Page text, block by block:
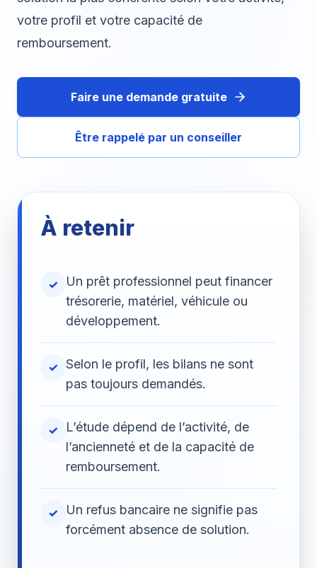
votre profil et votre capacité de
remboursement.
Faire une demande gratuite
Être rappelé par un conseiller
À retenir
✓
Un prêt professionnel peut financer
trésorerie, matériel, véhicule ou
développement.
✓ Selon le profil, les bilans ne sont
pas toujours demandés.
✓
L’étude dépend de l’activité, de
l’ancienneté et de la capacité de
remboursement.
✓
Un refus bancaire ne signifie pas
forcément absence de solution.